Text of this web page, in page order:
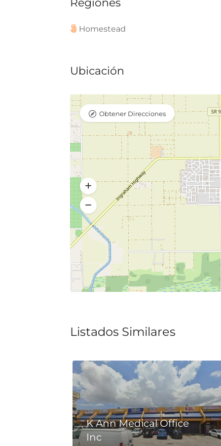
Homestead
Ubicación
Obtener Direcciones
Listados Similares
K Ann Medical Office
Inc